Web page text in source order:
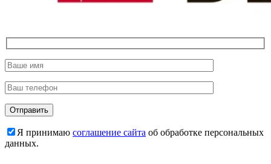
Я принимаю соглашение сайта об обработке персональных
данных.